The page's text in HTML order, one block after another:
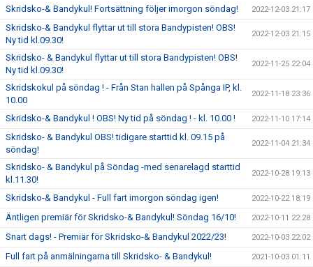
Skridsko-& Bandykul! Fortsättning följer imorgon söndag! 2022-12-03 21:17
Skridsko-& Bandykul flyttar ut till stora Bandypisten! OBS!
Ny tid kl.09.30!
2022-12-03 21:15
Skridsko- & Bandykul flyttar ut till stora Bandypisten! OBS!
Ny tid kl.09.30!
2022-11-25 22:04
Skridskokul på söndag ! - Från Stan hallen på Spånga IP, kl.
10.00
2022-11-18 23:36
Skridsko-& Bandykul ! OBS! Ny tid på söndag ! - kl. 10.00 ! 2022-11-10 17:14
Skridsko- & Bandykul OBS! tidigare starttid kl. 09.15 på
söndag!
2022-11-04 21:34
Skridsko- & Bandykul på Söndag -med senarelagd starttid
kl.11.30!
2022-10-28 19:13
Skridsko-& Bandykul - Full fart imorgon söndag igen! 2022-10-22 18:19
Äntligen premiär för Skridsko-& Bandykul! Söndag 16/10! 2022-10-11 22:28
Snart dags! - Premiär för Skridsko-& Bandykul 2022/23! 2022-10-03 22:02
Full fart på anmälningarna till Skridsko- & Bandykul! 2021-10-03 01:11